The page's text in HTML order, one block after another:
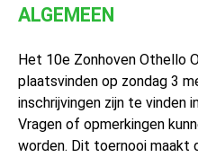
ALGEMEEN
Het 10e Zonhoven Othello
plaatsvinden op zondag 3
inschrijvingen zijn te vinden
Vragen of opmerkingen
worden. Dit toernooi maakt